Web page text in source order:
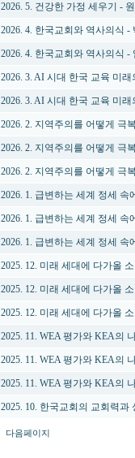
2026. 5. 건강한 가정 세우기 -
2026. 4. 한국교회와 역사의식 -
2026. 4. 한국교회와 역사의식 -
2026. 3. AI 시대 한국 교육 미
2026. 3. AI 시대 한국 교육 미
2026. 2. 지역주의를 어떻게 극
2026. 2. 지역주의를 어떻게 극
2026. 2. 지역주의를 어떻게 극
2026. 1. 급변하는 세계 정세
2026. 1. 급변하는 세계 정세
2026. 1. 급변하는 세계 정세
2025. 12. 미래 세대에 다가올
2025. 12. 미래 세대에 다가올
2025. 12. 미래 세대에 다가올
2025. 11. WEA 평가와 KEA의
2025. 11. WEA 평가와 KEA의
2025. 11. WEA 평가와 KEA의
2025. 10. 한국교회의 교회력과
다음페이지